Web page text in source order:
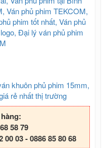
58 79
00 03 - 0886 85 80 68